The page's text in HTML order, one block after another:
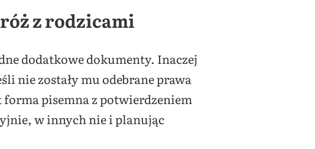
z rodzicami
dodatkowe dokumenty. Inaczej
nie zostały mu odebrane prawa
pisemna z potwierdzeniem
w innych nie i planując